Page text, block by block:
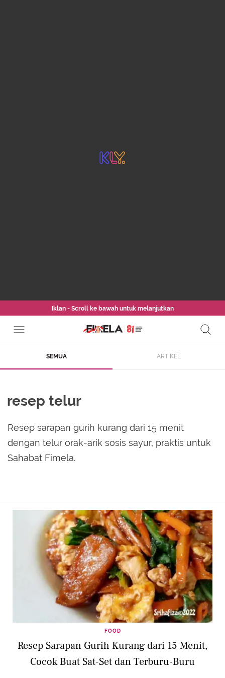
Iklan - Scroll ke bawah untuk melanjutkan
SEMUA ARTIKEL
resep telur
Resep sarapan gurih kurang dari 15 menit
dengan telur orak-arik sosis sayur, praktis untuk
Sahabat Fimela.
FOOD
Resep Sarapan Gurih Kurang dari 15 Menit,
Cocok Buat Sat-Set dan Terburu-Buru